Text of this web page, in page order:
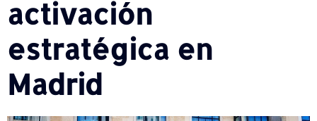
activación
estratégica en
Madrid